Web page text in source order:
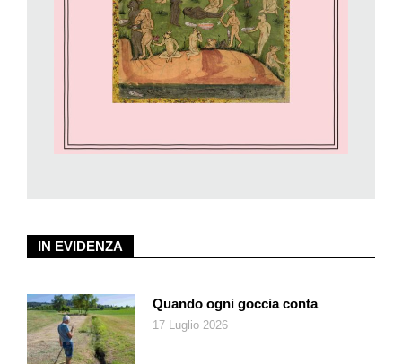
la pagina bianca») e si trovava inevitabilmente più a suo agio in
mezzo ai classici, continuamente riproposti e «recensiti» quasi
fossero delle vere e proprie novità librarie. In quella che Nigro
definisce una «turnée grandiosa» durata un cinquantennio
attraverso le principali testate italiane (dal «Mondo» a «Tempo
presente» a «L’Espresso» passando per «Il Messaggero» e il
atteggiamento, il suo, che noi lettori ticinesi di «Azione»
Orelli, colui che non per nulla, in quarant’anni di peregrinazioni
letterarie altrettanto vaste e curiose, è stato una sorta di
Manganelli dislocato al di qua del confine.
IN EVIDENZA
Quando ogni goccia conta
17 Luglio 2026